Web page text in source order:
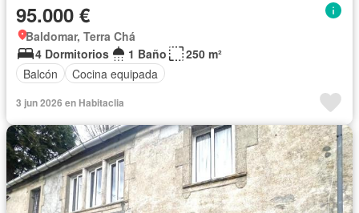
95.000 €
Baldomar, Terra Chá
4 Dormitorios
1 Baño
250 m²
Balcón
Cocina equipada
3 jun 2026 en Habitaclia